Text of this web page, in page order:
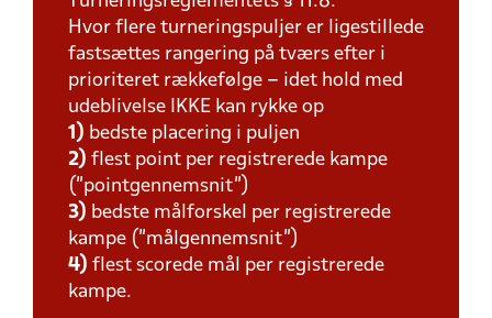
Hvor flere turneringspuljer er ligestillede
fastsættes rangering på tværs efter i
prioriteret rækkefølge – idet hold med
udeblivelse IKKE kan rykke op
1) bedste placering i puljen
2) flest point per registrerede kampe
(”pointgennemsnit”)
3) bedste målforskel per registrerede
kampe (”målgennemsnit”)
4) flest scorede mål per registrerede
kampe.